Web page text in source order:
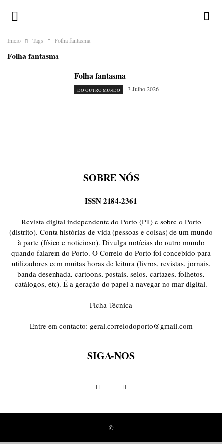
Inicio Tags Folha fantasma
Folha fantasma
Folha fantasma
DO OUTRO MUNDO 3 Julho 2026
SOBRE NÓS
ISSN 2184-2361
Revista digital independente do Porto (PT) e sobre o Porto
(distrito). Conta histórias de vida (pessoas e coisas) de um mundo
à parte (físico e noticioso). Divulga notícias do outro mundo
quando falarem do Porto. O Correio do Porto foi concebido para
utilizadores com muitas horas de leitura (livros, revistas, jornais,
banda desenhada, cartoons, postais, selos, cartazes, folhetos,
catálogos, etc). É a geração do papel a navegar no mar digital.
Ficha Técnica
Entre em contacto: geral.correiodoporto@gmail.com
SIGA-NOS
©